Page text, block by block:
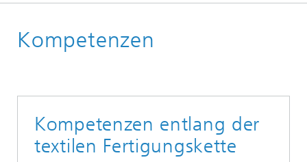
Kompetenzen
Kompetenzen entlang der
textilen Fertigungskette